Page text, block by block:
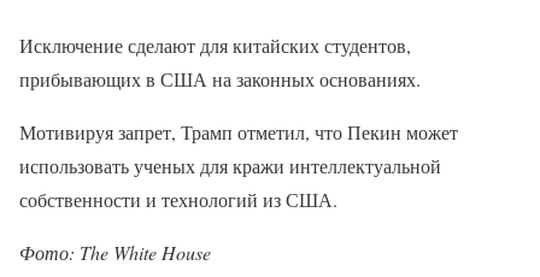
Исключение сделают для китайских студентов,
прибывающих в США на законных основаниях.
Мотивируя запрет, Трамп отметил, что Пекин может
использовать ученых для кражи интеллектуальной
собственности и технологий из США.
Фото: The White House